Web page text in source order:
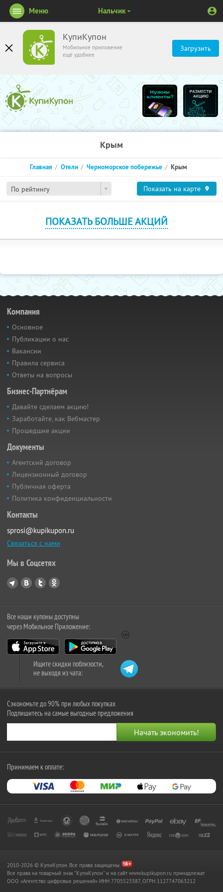
КупиКупон
Мобильное приложение
ещё удобнее
Загрузить
Меню Нальчик
Крым
По рейтингу
Главная Отели Черноморское побережье Крым
Показать на карте
ПОКАЗАТЬ БОЛЬШЕ АКЦИЙ
Компания
Основное
Публикации о нас
Вакансии
Правила сервиса
Ответы на вопросы
Бизнес-Партнёрам
Давайте сделаем акцию!
Заработайте, как Вебмастер
Прошедшие акции
Документы
Агентский договор
Лицензионный договор
Публичная оферта
Политика конфиденциальности
Контакты
sprosi@kupikupon.ru
Связаться с нами
Мы в Соцсетях
Все наши купоны доступны
через Мобильное Приложение:
Ищите скидки поблизости,
не выходя из чата:
Сэкономьте до 90% при любых покупках
Подпишитесь на самые выгодные предложения
Принимаем к оплате:
2010-2026 © КупиКупон. Все права защищены.
Все права на товарный знак "КупиКупон" и на сайт www.kupikupon.ru принадлежат
OOO «Агентство цифровых решений» ИНН 7705523387, ОГРН 1127747063212